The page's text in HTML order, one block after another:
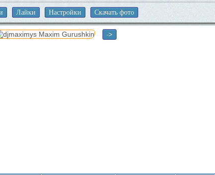
Лайки Настройки Скачать фото
->